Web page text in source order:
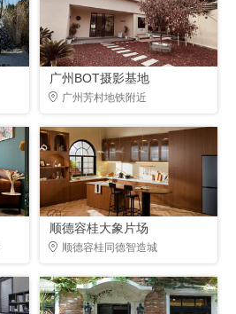
广州BOT摄影基地
广州芳村地铁附近
顺德容桂大象片场
顺德容桂同德智造城